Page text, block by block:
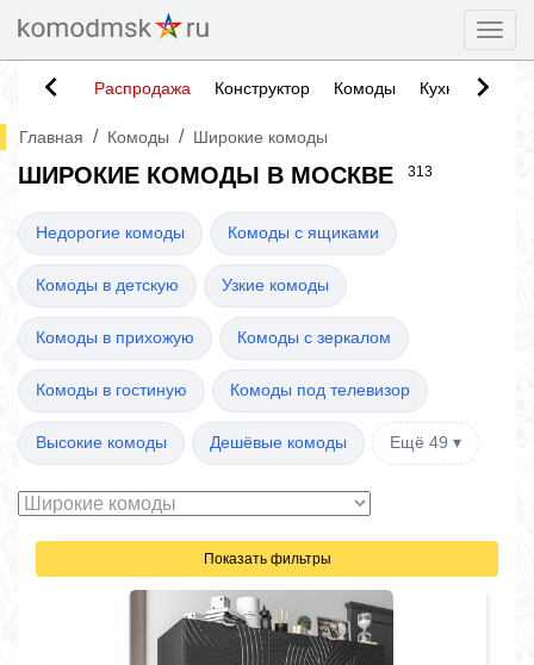
Распродажа Конструктор Комоды Кухни
Главная / Комоды / Широкие комоды
ШИРОКИЕ КОМОДЫ В МОСКВЕ 313
Недорогие комоды Комоды с ящиками
Комоды в детскую Узкие комоды
Комоды в прихожую Комоды с зеркалом
Комоды в гостиную Комоды под телевизор
Высокие комоды Дешёвые комоды Ещё 49 ▾
Показать фильтры